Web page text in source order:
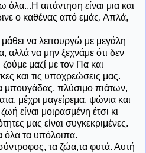
απάντηση είναι μια και
ο καθένας από εμάς. Απλά,
να λειτουργώ με μεγάλη
αλλά να μην ξεχνάμε ότι δεν
ζούμε μαζί με τον Πα και
και τις υποχρεώσεις μας.
μπουγάδας, πλύσιμο πιάτων,
μέχρι μαγείρεμα, ψώνια και
είναι μοιρασμένη έτσι κι
μας είναι συγκεκριμένες.
όλα τα υπόλοιπα.
τα ζώα,τα φυτά. Αυτή